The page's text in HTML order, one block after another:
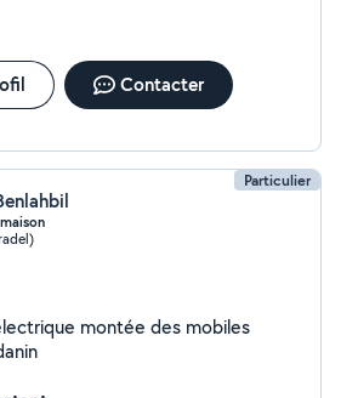
Contacter
Particulier
montée des mobiles